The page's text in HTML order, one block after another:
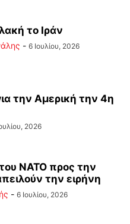
το Ιράν
- 6 Ιουλίου, 2026
την Αμερική την 4η
2026
ΝΑΤΟ προς την
την ειρήνη
- 6 Ιουλίου, 2026